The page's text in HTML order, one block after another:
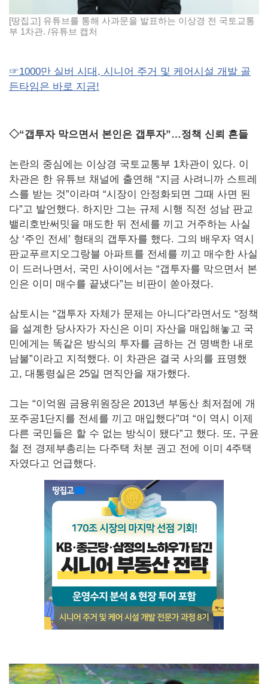
[땅집고] 유튜브를 통해 사과문을 발표하는 이상경 전 국토교통
부 1차관. /유튜브 캡처
☞1000만 실버 시대, 시니어 주거 및 케어시설 개발 골
든타임은 바로 지금!
◇“갭투자 막으면서 본인은 갭투자”…정책 신뢰 흔들
논란의 중심에는 이상경 국토교통부 1차관이 있다. 이
차관은 한 유튜브 채널에 출연해 “지금 사려니까 스트레
스를 받는 것”이라며 “시장이 안정화되면 그때 사면 된
다”고 발언했다. 하지만 그는 규제 시행 직전 성남 판교
밸리호반써밋을 매도한 뒤 전세를 끼고 거주하는 사실
상 ‘주인 전세’ 형태의 갭투자를 했다. 그의 배우자 역시
판교푸르지오그랑블 아파트를 전세를 끼고 매수한 사실
이 드러나면서, 국민 사이에서는 “갭투자를 막으면서 본
인은 이미 매수를 끝냈다”는 비판이 쏟아졌다.
삼토시는 “갭투자 자체가 문제는 아니다”라면서도 “정책
을 설계한 당사자가 자신은 이미 자산을 매입해놓고 국
민에게는 똑같은 방식의 투자를 금하는 건 명백한 내로
남불”이라고 지적했다. 이 차관은 결국 사의를 표명했
고, 대통령실은 25일 면직안을 재가했다.
그는 “이억원 금융위원장은 2013년 부동산 최저점에 개
포주공1단지를 전세를 끼고 매입했다”며 “이 역시 이제
다른 국민들은 할 수 없는 방식이 됐다”고 했다. 또, 구윤
철 전 경제부총리는 다주택 처분 권고 전에 이미 4주택
자였다고 언급했다.